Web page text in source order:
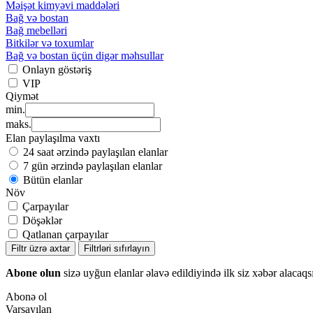
Məişət kimyəvi maddələri
Bağ və bostan
Bağ mebelləri
Bitkilər və toxumlar
Bağ və bostan üçün digər məhsullar
Onlayn göstəriş
VIP
Qiymət
min.
maks.
Elan paylaşılma vaxtı
24 saat ərzində paylaşılan elanlar
7 gün ərzində paylaşılan elanlar
Bütün elanlar
Növ
Çarpayılar
Döşəklər
Qatlanan çarpayılar
Filtr üzrə axtar Filtrləri sıfırlayın
Abone olun sizə uyğun elanlar əlavə edildiyində ilk siz xəbər
Abonə ol
Varsayılan